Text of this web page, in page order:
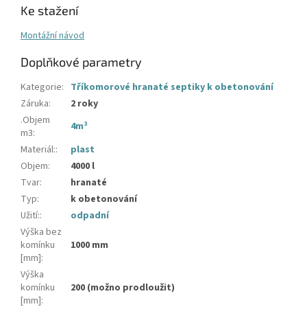
Ke stažení
Montážní návod
Doplňkové parametry
Kategorie: Tříkomorové hranaté septiky k obetonování
Záruka:
2 roky
.Objem
m3:
4m³
Materiál::
plast
Objem:
4000 l
Tvar:
hranaté
Typ:
k obetonování
Užití::
odpadní
Výška bez
komínku
[mm]:
1000 mm
Výška
komínku
[mm]:
200 (možno prodloužit)